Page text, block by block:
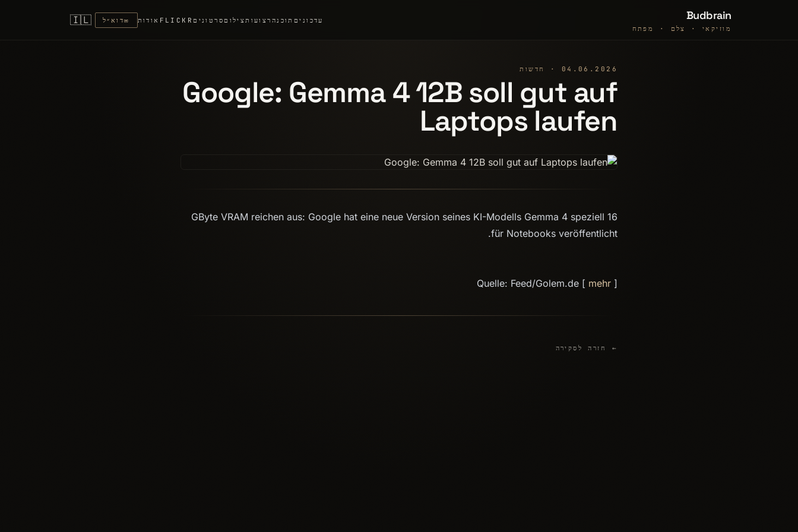
Budbrain
מוזיקאי · צלם · מפתח
עדכונים תוכנה רצועותצילום סרטונים FLICKR אודות ✉דוא״ל 🇮🇱
04.06.2026 · חדשות
Google: Gemma 4 12B soll gut auf
Laptops laufen
16 GByte VRAM reichen aus: Google hat eine neue Version seines KI-Modells Gemma 4 speziell
für Notebooks veröffentlicht.
Quelle: Feed/Golem.de [ mehr ]
← חזרה לסקירה